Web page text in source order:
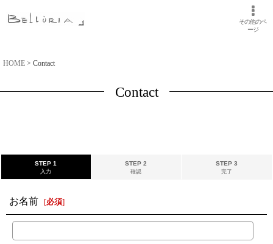
その他のペ
ージ
HOME > Contact
Contact
STEP 1
入力
STEP 2
確認
STEP 3
完了
お名前 [必須]